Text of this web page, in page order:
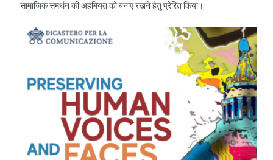
सामाजिक समर्थन की अहमियत को बनाए रखने हेतु प्रेरित किया।